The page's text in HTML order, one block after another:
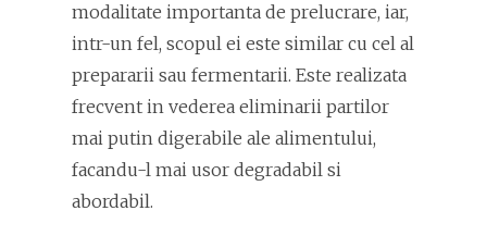
modalitate importanta de prelucrare, iar,
intr-un fel, scopul ei este similar cu cel al
prepararii sau fermentarii. Este realizata
frecvent in vederea eliminarii partilor
mai putin digerabile ale alimentului,
facandu-l mai usor degradabil si
abordabil.